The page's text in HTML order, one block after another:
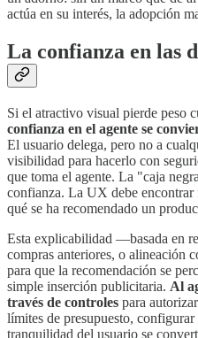
actúa en su interés, la adopción
La confianza en las
Si el atractivo visual pierde peso
confianza en el agente se
El usuario delega, pero no a
visibilidad para hacerlo con
que toma el agente. La "caja
confianza. La UX debe encontrar
qué se ha recomendado un
Esta explicabilidad —basada en
compras anteriores, o alineación
para que la recomendación se
simple inserción publicitaria. Al
través de controles para
límites de presupuesto,
tranquilidad del usuario se